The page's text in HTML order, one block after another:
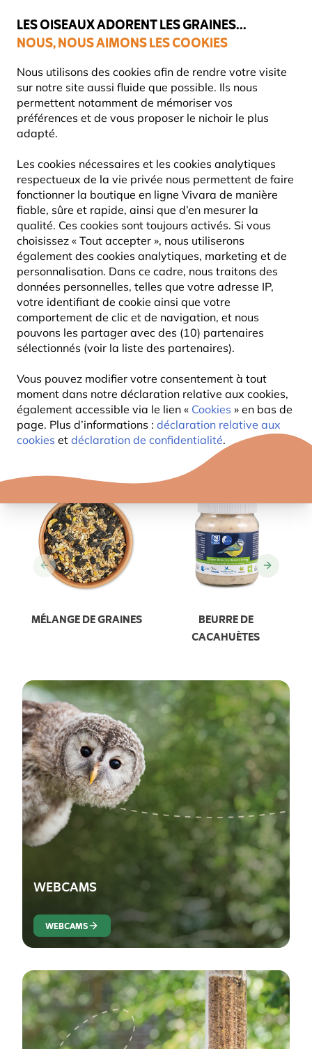
LES OISEAUX ADORENT LES GRAINES...
NOUS, NOUS AIMONS LES COOKIES
Nous utilisons des cookies afin de rendre votre visite
sur notre site aussi fluide que possible. Ils nous
permettent notamment de mémoriser vos
préférences et de vous proposer le nichoir le plus
adapté.
Les cookies nécessaires et les cookies analytiques
respectueux de la vie privée nous permettent de faire
fonctionner la boutique en ligne Vivara de manière
fiable, sûre et rapide, ainsi que d’en mesurer la
qualité. Ces cookies sont toujours activés. Si vous
choisissez « Tout accepter », nous utiliserons
également des cookies analytiques, marketing et de
personnalisation. Dans ce cadre, nous traitons des
données personnelles, telles que votre adresse IP,
votre identifiant de cookie ainsi que votre
comportement de clic et de navigation, et nous
pouvons les partager avec des (10) partenaires
sélectionnés (voir la liste des partenaires).
Vous pouvez modifier votre consentement à tout
moment dans notre déclaration relative aux cookies,
également accessible via le lien « Cookies » en bas de
page. Plus d’informations : déclaration relative aux
cookies et déclaration de confidentialité.
catégories.
Livraison express gratuite dès 59 €
MÉLANGE DE GRAINES
BEURRE DE
CACAHUÈTES
WEBCAMS
WEBCAMS